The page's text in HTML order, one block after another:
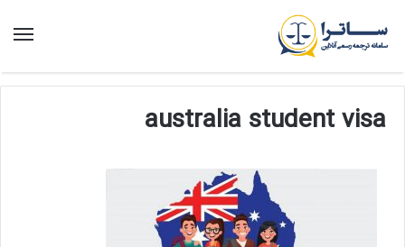
منو
australia student visa